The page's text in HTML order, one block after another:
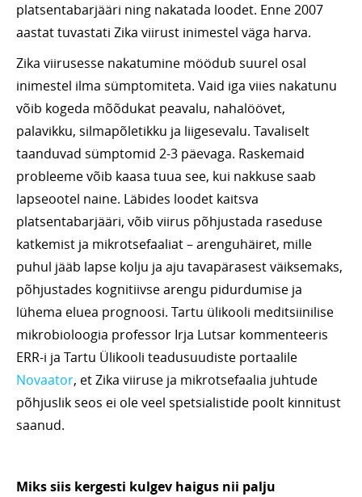
platsentabarjääri ning nakatada loodet. Enne 2007
aastat tuvastati Zika viirust inimestel väga harva.
Zika viirusesse nakatumine möödub suurel osal
inimestel ilma sümptomiteta. Vaid iga viies nakatunu
võib kogeda mõõdukat peavalu, nahalöövet,
palavikku, silmapõletikku ja liigesevalu. Tavaliselt
taanduvad sümptomid 2-3 päevaga. Raskemaid
probleeme võib kaasa tuua see, kui nakkuse saab
lapseootel naine. Läbides loodet kaitsva
platsentabarjääri, võib viirus põhjustada raseduse
katkemist ja mikrotsefaaliat – arenguhäiret, mille
puhul jääb lapse kolju ja aju tavapärasest väiksemaks,
põhjustades kognitiivse arengu pidurdumise ja
lühema eluea prognoosi. Tartu ülikooli meditsiinilise
mikrobioloogia professor Irja Lutsar kommenteeris
ERR-i ja Tartu Ülikooli teadusuudiste portaalile
Novaator, et Zika viiruse ja mikrotsefaalia juhtude
põhjuslik seos ei ole veel spetsialistide poolt kinnitust
saanud.
Miks siis kergesti kulgev haigus nii palju